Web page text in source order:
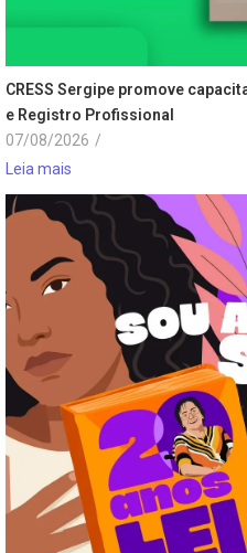
CRESS Sergipe promove
e Registro Profissional
07/08/2026 /
Leia mais